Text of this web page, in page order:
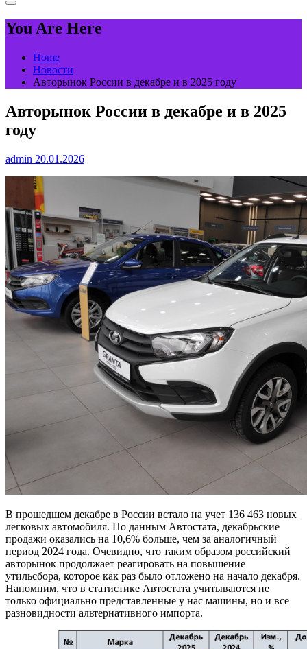
You Are Here
Home
Новости
Авторынок России в декабре и в 2025 году
Авторынок России в декабре и в 2025
году
admin 20.01.2026
В прошедшем декабре в России встало на учет 136 463 новых
легковых автомобиля. По данным Автостата, декабрьские
продажи оказались на 10,6% больше, чем за аналогичный
период 2024 года. Очевидно, что таким образом российский
авторынок продолжает реагировать на повышение
утильсбора, которое как раз было отложено на начало декабря.
Напомним, что в статистике Автостата учитываются не
только официально представленные у нас машины, но и все
разновидности альтернативного импорта.